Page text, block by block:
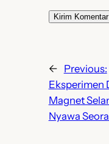
←
Previous:
Eksperimen
Magnet
Nyawa